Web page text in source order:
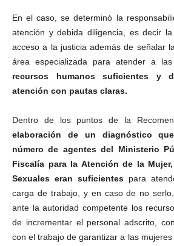
En el caso, se determinó la
atención y debida diligencia, es decir
acceso a la justicia además de señalar
área especializada para atender a
recursos humanos suficientes y
atención con pautas claras.
Dentro de los puntos de la
elaboración de un diagnóstico
número de agentes del Ministerio
Fiscalía para la Atención de la
Sexuales eran suficientes para
carga de trabajo, y en caso de no
ante la autoridad competente los
de incrementar el personal adscrito,
con el trabajo de garantizar a las